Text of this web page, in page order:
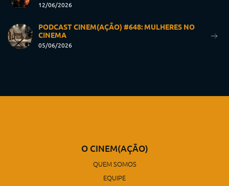
12/06/2026
PODCAST CINEM(AÇÃO) #648: MULHERES NO
CINEMA
05/06/2026
O CINEM(AÇÃO)
QUEM SOMOS
EQUIPE